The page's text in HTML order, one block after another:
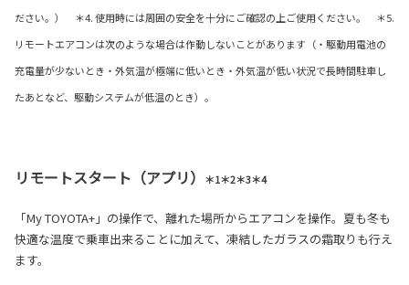
ださい。） ＊4. 使用時には周囲の安全を十分にご確認の上ご使用ください。 ＊5.
リモートエアコンは次のような場合は作動しないことがあります（・駆動用電池の
充電量が少ないとき・外気温が極端に低いとき・外気温が低い状況で長時間駐車し
たあとなど、駆動システムが低温のとき）。
リモートスタート（アプリ） ＊1＊2＊3＊4
「My TOYOTA+」の操作で、離れた場所からエアコンを操作。夏も冬も
快適な温度で乗車出来ることに加えて、凍結したガラスの霜取りも行え
ます。